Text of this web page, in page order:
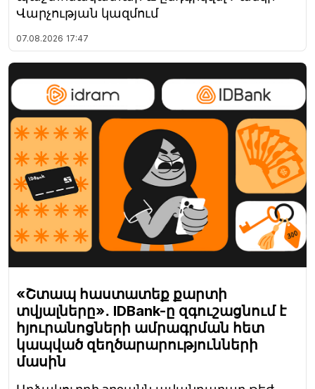
Վարչության կազմում
07.08.2026 17:47
«Շտապ հաստատեք քարտի
տվյալները»․ IDBank-ը զգուշացնում է
հյուրանոցների ամրագրման հետ
կապված զեղծարարությունների
մասին